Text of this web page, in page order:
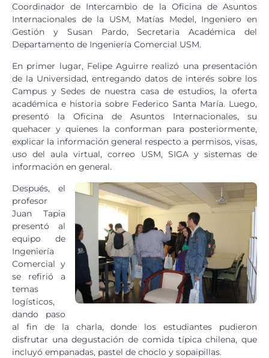
Coordinador de Intercambio de la Oficina de Asuntos
Internacionales de la USM, Matías Medel, Ingeniero en
Gestión y Susan Pardo, Secretaria Académica del
Departamento de Ingeniería Comercial USM.
En primer lugar, Felipe Aguirre realizó una presentación
de la Universidad, entregando datos de interés sobre los
Campus y Sedes de nuestra casa de estudios, la oferta
académica e historia sobre Federico Santa María. Luego,
presentó la Oficina de Asuntos Internacionales, su
quehacer y quienes la conforman para posteriormente,
explicar la información general respecto a permisos, visas,
uso del aula virtual, correo USM, SIGA y sistemas de
información en general.
Después, el
profesor
Juan Tapia
presentó al
equipo de
Ingeniería
Comercial y
se refirió a
temas
logísticos,
dando paso
al fin de la charla, donde los estudiantes pudieron
disfrutar una degustación de comida típica chilena, que
incluyó empanadas, pastel de choclo y sopaipillas.